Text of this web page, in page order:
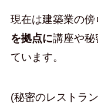
現在は建築業の傍
を拠点に講座や秘
ています。
(秘密のレストラ